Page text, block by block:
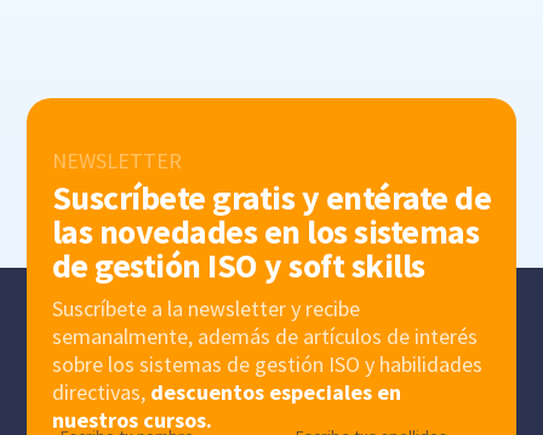
NEWSLETTER
Suscríbete gratis y entérate de
las novedades en los sistemas
de gestión ISO y soft skills
Suscríbete a la newsletter y recibe
semanalmente, además de artículos de interés
sobre los sistemas de gestión ISO y habilidades
directivas, descuentos especiales en
nuestros cursos.